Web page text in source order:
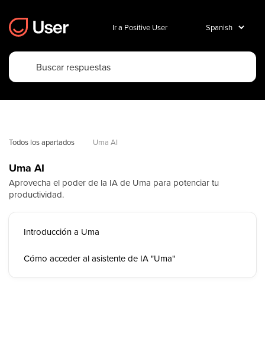
Ir a Positive User
Todos los apartados Uma AI
Uma AI
Aprovecha el poder de la IA de Uma para potenciar tu
productividad.
Introducción a Uma
Cómo acceder al asistente de IA "Uma"